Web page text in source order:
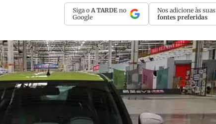
Siga o A TARDE no
Google
Nos adicione às suas
fontes preferidas